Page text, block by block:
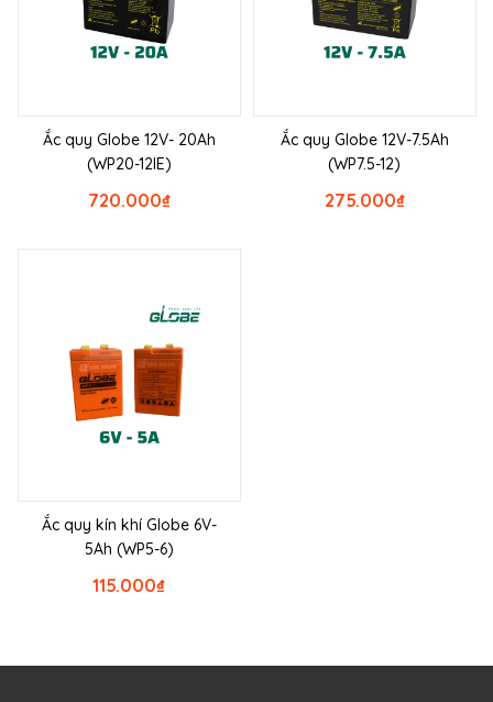
Ắc quy Globe 12V- 20Ah
(WP20-12IE)
₫
720.000
Ắc quy Globe 12V-7.5Ah
(WP7.5-12)
₫
275.000
Ắc quy kín khí Globe 6V-
5Ah (WP5-6)
₫
115.000